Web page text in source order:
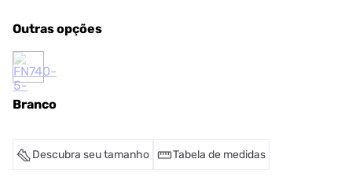
Outras opções
Branco
Descubra seu tamanho Tabela de medidas